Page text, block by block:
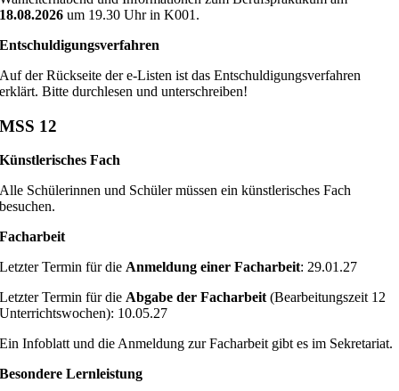
18.08.2026 um 19.30 Uhr in K001.
Entschuldigungsverfahren
Auf der Rückseite der e-Listen ist das Entschuldigungsverfahren
erklärt. Bitte durchlesen und unterschreiben!
MSS 12
Künstlerisches Fach
Alle Schülerinnen und Schüler müssen ein künstlerisches Fach
besuchen.
Facharbeit
Letzter Termin für die Anmeldung einer Facharbeit: 29.01.27
Letzter Termin für die Abgabe der Facharbeit (Bearbeitungszeit 12
Unterrichtswochen): 10.05.27
Ein Infoblatt und die Anmeldung zur Facharbeit gibt es im Sekretariat.
Besondere Lernleistung